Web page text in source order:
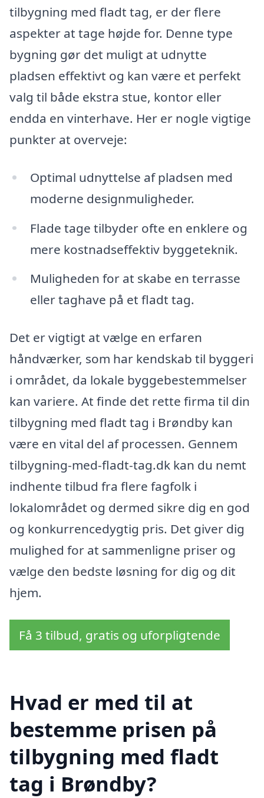
tilbygning med fladt tag, er der flere
aspekter at tage højde for. Denne type
bygning gør det muligt at udnytte
pladsen effektivt og kan være et perfekt
valg til både ekstra stue, kontor eller
endda en vinterhave. Her er nogle vigtige
punkter at overveje:
Optimal udnyttelse af pladsen med
moderne designmuligheder.
Flade tage tilbyder ofte en enklere og
mere kostnadseffektiv byggeteknik.
Muligheden for at skabe en terrasse
eller taghave på et fladt tag.
Det er vigtigt at vælge en erfaren
håndværker, som har kendskab til byggeri
i området, da lokale byggebestemmelser
kan variere. At finde det rette firma til din
tilbygning med fladt tag i Brøndby kan
være en vital del af processen. Gennem
tilbygning-med-fladt-tag.dk kan du nemt
indhente tilbud fra flere fagfolk i
lokalområdet og dermed sikre dig en god
og konkurrencedygtig pris. Det giver dig
mulighed for at sammenligne priser og
vælge den bedste løsning for dig og dit
hjem.
Få 3 tilbud, gratis og uforpligtende
Hvad er med til at
bestemme prisen på
tilbygning med fladt
tag i Brøndby?